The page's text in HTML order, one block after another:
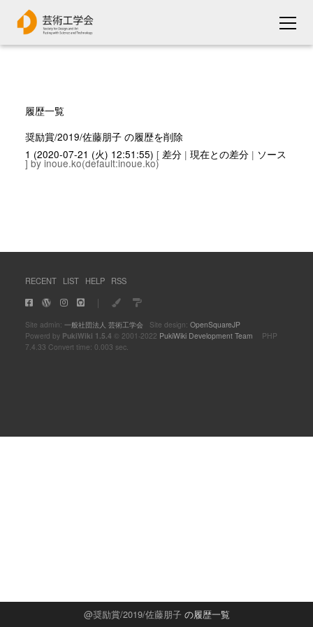
奨励賞/2019/佐藤朋子の履歴一覧
履歴一覧
奨励賞/2019/佐藤朋子 の履歴を削除
1 (2020-07-21 (火) 12:51:55) [ 差分| 現在との差分| ソース
] by inoue.ko(default:inoue.ko)
RECENT LIST HELP RSS
｜
Site admin: 一般社団法人 芸術工学会Site design: OpenSquareJP
Powerd by PukiWiki 1.5.4 © 2001-2022 PukiWiki Development Team PHP
7.4.33 Convert time: 0.003 sec.